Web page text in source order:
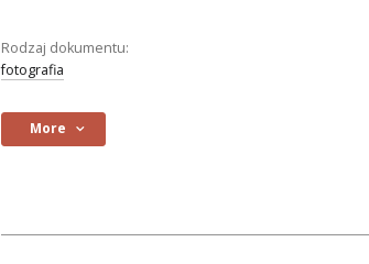
Rodzaj dokumentu:
fotografia
More